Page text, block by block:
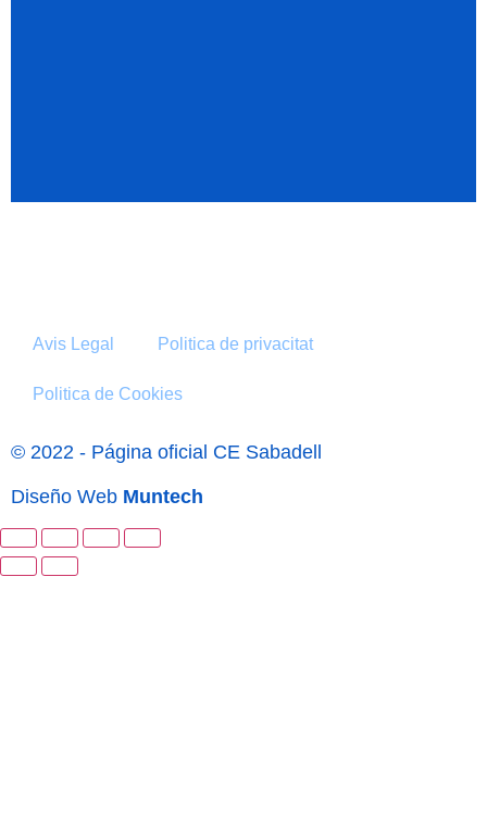
Avis Legal Politica de privacitat
Politica de Cookies
© 2022 - Página oficial CE Sabadell
Diseño Web Muntech